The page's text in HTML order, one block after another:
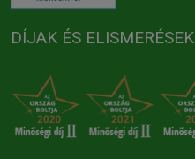
DÍJAK ÉS ELISMERÉSEK